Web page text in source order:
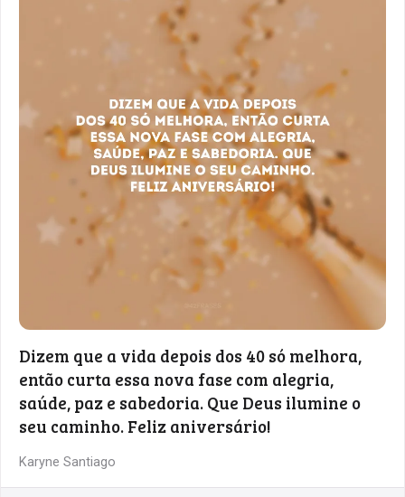
Dizem que a vida depois dos 40 só melhora,
então curta essa nova fase com alegria,
saúde, paz e sabedoria. Que Deus ilumine o
seu caminho. Feliz aniversário!
Karyne Santiago